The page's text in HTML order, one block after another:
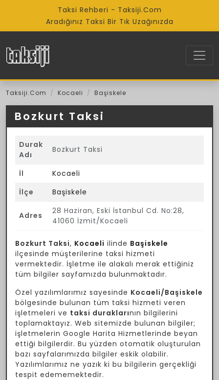
Taksi Rehberi - Taksiji.Com
Aradığınız Taksi Bir Tık Uzağınızda
Taksiji.Com Kocaeli Başiskele
Bozkurt Taksi
Durak
Adı
Bozkurt Taksi
İl
Kocaeli
İlçe
Başiskele
Adres
28 Haziran, Eski İstanbul Cd. No:28,
41060 İzmit/Kocaeli
Bozkurt Taksi, Kocaeli ilinde Başiskele
ilçesinde müşterilerine taksi hizmeti
vermektedir. İşletme ile alakalı merak ettiğiniz
tüm bilgiler sayfamızda bulunmaktadır.
Özel yazılımlarımız sayesinde Kocaeli/Başiskele
bölgesinde bulunan tüm taksi hizmeti veren
işletmeleri ve taksi duraklarının bilgilerini
toplamaktayız. Web sitemizde bulunan bilgiler;
işletmelerin Google Harita Hizmetlerinde beyan
ettiği bilgilerdir. Bu yüzden otomatik oluşturulan
bazı sayfalarımızda bilgiler eskik olabilir.
Yazılımlarımız ne yazık ki bu bilgilerin gerçekliği
tespit edememektedir.